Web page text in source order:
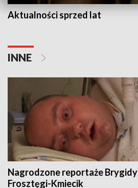
Aktualności sprzed lat
INNE
Nagrodzone reportaże Brygidy
Frosztęgi-Kmiecik